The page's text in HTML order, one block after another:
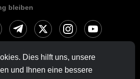
Dies hilft uns, unsere
und Ihnen eine bessere
bleiben
contactus@cryptobrowser.site